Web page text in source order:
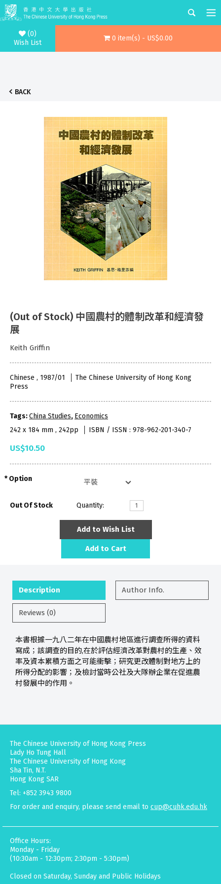
(0)
Wish List
0 item(s) - US$0.00
BACK
(Out of Stock) 中國農村的體制改革和經濟發
展
Keith Griffin
Chinese , 1987/01
The Chinese University of Hong Kong
Press
Tags:China Studies, Economics
242 x 184 mm , 242pp
ISBN / ISSN : 978-962-201-340-7
US$10.50
Option
Out Of Stock Quantity:
Add to Wish List
Add to Cart
Description Author Info.
Reviews (0)
本書根據一九八二年在中國農村地區進行調查所得的資料
寫成；該調查的目的,在於評估經濟改革對農村的生產、效
率及資本累積方面之可能衝擊；研究更改體制對地方上的
所得分配的影響；及檢討當時公社及大隊辦企業在促進農
村發展中的作用。
The Chinese University of Hong Kong Press
Lady Ho Tung Hall
The Chinese University of Hong Kong
Sha Tin, N.T.
Hong Kong SAR
Tel: +852 3943 9800
For order and enquiry, please send email to cup@cuhk.edu.hk
Office Hours:
Monday - Friday
(10:30am - 12:30pm; 2:30pm - 5:30pm)
Closed on Saturday, Sunday and Public Holidays